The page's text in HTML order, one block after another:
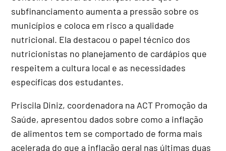
subfinanciamento aumenta a pressão sobre os
municípios e coloca em risco a qualidade
nutricional. Ela destacou o papel técnico dos
nutricionistas no planejamento de cardápios que
respeitem a cultura local e as necessidades
específicas dos estudantes.
Priscila Diniz, coordenadora na ACT Promoção da
Saúde, apresentou dados sobre como a inflação
de alimentos tem se comportado de forma mais
acelerada do que a inflação geral nas últimas duas